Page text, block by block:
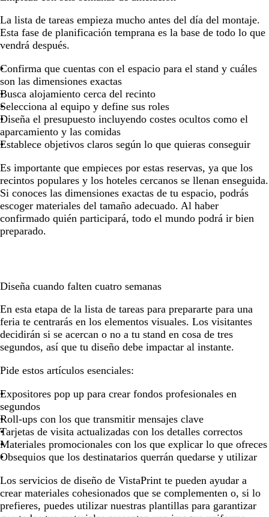
La lista de tareas empieza mucho antes del día del montaje.
Esta fase de planificación temprana es la base de todo lo que
vendrá después.
Confirma que cuentas con el espacio para el stand y cuáles
son las dimensiones exactas
Busca alojamiento cerca del recinto
Selecciona al equipo y define sus roles
Diseña el presupuesto incluyendo costes ocultos como el
aparcamiento y las comidas
Establece objetivos claros según lo que quieras conseguir
Es importante que empieces por estas reservas, ya que los
recintos populares y los hoteles cercanos se llenan enseguida.
Si conoces las dimensiones exactas de tu espacio, podrás
escoger materiales del tamaño adecuado. Al haber
confirmado quién participará, todo el mundo podrá ir bien
preparado.
Diseña cuando falten cuatro semanas
En esta etapa de la lista de tareas para prepararte para una
feria te centrarás en los elementos visuales. Los visitantes
decidirán si se acercan o no a tu stand en cosa de tres
segundos, así que tu diseño debe impactar al instante.
Pide estos artículos esenciales:
Expositores pop up para crear fondos profesionales en
segundos
Roll-ups con los que transmitir mensajes clave
Tarjetas de visita actualizadas con los detalles correctos
Materiales promocionales con los que explicar lo que ofreces
Obsequios que los destinatarios querrán quedarse y utilizar
Los servicios de diseño de VistaPrint te pueden ayudar a
crear materiales cohesionados que se complementen o, si lo
prefieres, puedes utilizar nuestras plantillas para garantizar